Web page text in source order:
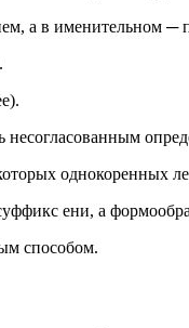
а в именительном
однокоренных
ени, а
способом.